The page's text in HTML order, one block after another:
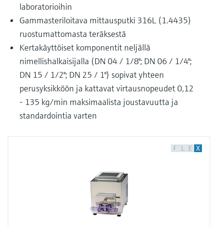
laboratorioihin
Gammasteriloitava mittausputki 316L (1.4435)
ruostumattomasta teräksestä
Kertakäyttöiset komponentit neljällä
nimellishalkaisijalla (DN 04 / 1/8"; DN 06 / 1/4";
DN 15 / 1/2"; DN 25 / 1") sopivat yhteen
perusyksikköön ja kattavat virtausnopeudet 0,12
- 135 kg/min maksimaalista joustavuutta ja
standardointia varten
F L E X